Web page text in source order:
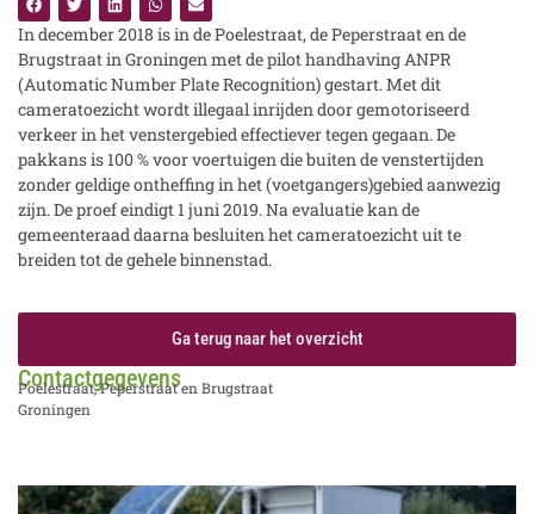
In december 2018 is in de Poelestraat, de Peperstraat en de
Brugstraat in Groningen met de pilot handhaving ANPR
(Automatic Number Plate Recognition) gestart. Met dit
cameratoezicht wordt illegaal inrijden door gemotoriseerd
verkeer in het venstergebied effectiever tegen gegaan. De
pakkans is 100 % voor voertuigen die buiten de venstertijden
zonder geldige ontheffing in het (voetgangers)gebied aanwezig
zijn. De proef eindigt 1 juni 2019. Na evaluatie kan de
gemeenteraad daarna besluiten het cameratoezicht uit te
breiden tot de gehele binnenstad.
Ga terug naar het overzicht
Contactgegevens
Poelestraat, Peperstraat en Brugstraat
Groningen